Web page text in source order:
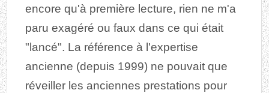
encore qu'à première lecture, rien ne m'a
paru exagéré ou faux dans ce qui était
"lancé". La référence à l'expertise
ancienne (depuis 1999) ne pouvait que
réveiller les anciennes prestations pour